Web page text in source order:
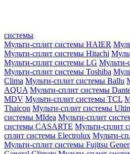
системы
Мульти-сплит системы HAIER
Мульти-сплит системы Hitachi
Мульти-сплит системы LG Мульти-
Мульти-сплит системы Toshiba
Clima Мульти-сплит системы Ballu
AQUA Мульти-сплит системы
MDV Мульти-сплит системы TCL
Thaicon Мульти-сплит системы
системы MIdea Мульти-сплит
системы CASARTE Мульти-сплит
сплит системы Electrolux Мульти-
Мульти-сплит системы Fujitsu